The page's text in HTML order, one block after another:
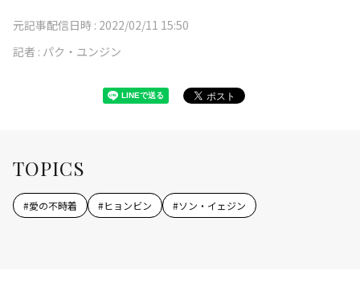
元記事配信日時 : 2022/02/11 15:50
記者 : パク・ユンジン
TOPICS
#愛の不時着 #ヒョンビン #ソン・イェジン